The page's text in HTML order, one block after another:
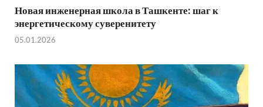
Новая инженерная школа в Ташкенте: шаг к
энергетическому суверенитету
05.01.2026